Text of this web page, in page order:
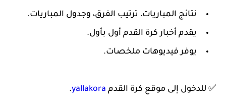
نتائج المباريات، ترتيب الفرق، وجدول المباريات.
يقدم أخبار كرة القدم أول بأول.
يوفر فيديوهات ملخصات.
✅ للدخول إلى موقع كرة القدم yallakora
.